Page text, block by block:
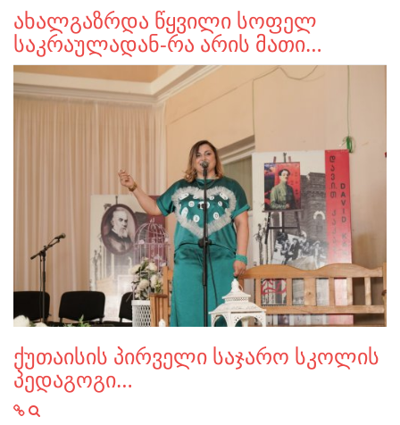
ახალგაზრდა წყვილი სოფელ
საკრაულადან-რა არის მათი…
ქუთაისის პირველი საჯარო სკოლის
პედაგოგი…